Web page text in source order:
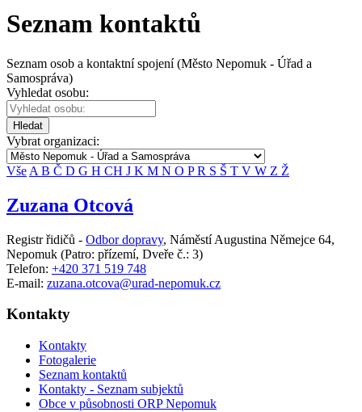
Seznam kontaktů
Seznam osob a kontaktní spojení (Město Nepomuk - Úřad a
Samospráva)
Vyhledat osobu:
Hledat
Vybrat organizaci:
Vše A B Č D G H CH J K M N O PR S Š T V W Z Ž
Zuzana Otcová
Registr řidičů - Odbor dopravy, Náměstí Augustina Němejce 64,
Nepomuk (Patro: přízemí, Dveře č.: 3)
Telefon: +420 371 519 748
E-mail: zuzana.otcova@urad-nepomuk.cz
Kontakty
Kontakty
Fotogalerie
Seznam kontaktů
Kontakty - Seznam subjektů
Obce v působnosti ORP Nepomuk